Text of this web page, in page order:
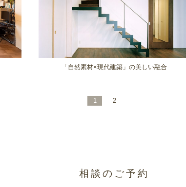
「自然素材×現代建築」の美しい融合
1 2
相談のご予約